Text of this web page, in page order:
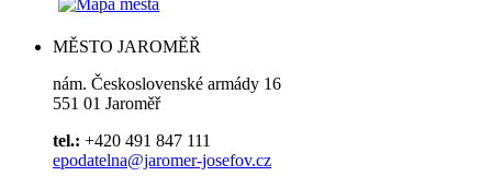
MĚSTO JAROMĚŘ
nám. Československé armády 16
551 01 Jaroměř
tel.: +420 491 847 111
epodatelna@jaromer-josefov.cz